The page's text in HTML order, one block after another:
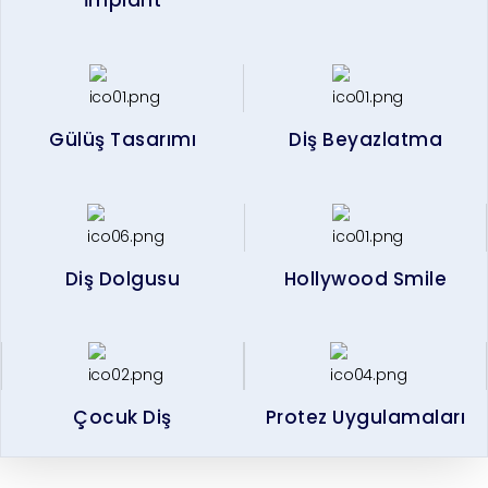
Gülüş Tasarımı Diş Beyazlatma
Diş Dolgusu Hollywood Smile
Çocuk Diş Protez Uygulamaları